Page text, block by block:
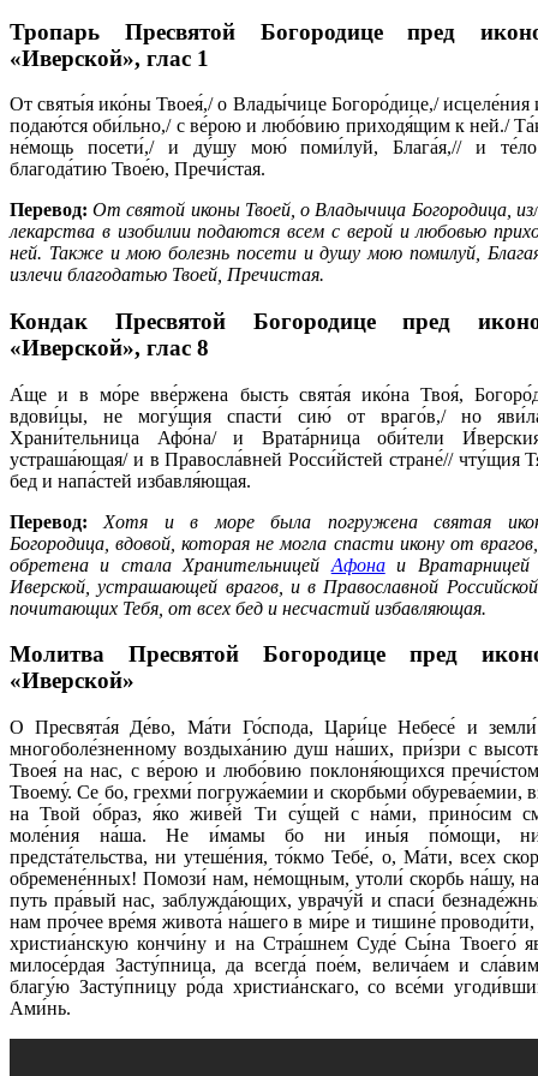
Тропарь Пресвятой Богородице пред
«Иверской», глас 1
От святы́я ико́ны Твоея́,/ о Влады́чице Богоро́дице,/ исцеле́ния
подаю́тся оби́льно,/ с ве́рою и любо́вию приходя́щим к ней./
не́мощь посети́,/ и ду́шу мою́ поми́луй, Блага́я,// и
благода́тию Твое́ю, Пречи́стая.
Перевод: От святой иконы Твоей, о Владычица Богородица,
лекарства в изобилии подаются всем с верой и любовью
ней. Также и мою болезнь посети и душу мою помилуй,
излечи благодатью Твоей, Пречистая.
Кондак Пресвятой Богородице пред
«Иверской», глас 8
А́ще и в мо́ре вве́ржена бысть свята́я ико́на Твоя́,
вдови́цы, не могу́щия спасти́ сию́ от враго́в,/ но
Храни́тельница Афо́на/ и Врата́рница оби́тели
устраша́ющая/ и в Правосла́вней Росси́йстей стране́// чту́щия
бед и напа́стей избавля́ющая.
Перевод:
Хотя и в море была погружена святая
Богородица, вдовой, которая не могла спасти икону от
обретена и стала Хранительницей Афона и Вратарницей
Иверской, устрашающей врагов, и в Православной
почитающих Тебя, от всех бед и несчастий избавляющая.
Молитва Пресвятой Богородице пред
«Иверской»
О Пресвята́я Де́во, Ма́ти Го́спода, Цари́це Небесе́ и
многоболе́зненному воздыха́нию душ на́ших, при́зри с
Твоея́ на нас, с ве́рою и любо́вию поклоня́ющихся
Твоему́. Се бо, грехми́ погружа́емии и скорбьми́ обурева́емии,
на Твой о́браз, я́ко живе́й Ти су́щей с на́ми, прино́сим
моле́ния на́ша. Не и́мамы бо ни ины́я по́мощи,
предста́тельства, ни утеше́ния, то́кмо Тебе́, о, Ма́ти, всех
обремене́нных! Помози́ нам, не́мощным, утоли́ скорбь на́шу,
путь пра́вый нас, заблужда́ющих, уврачу́й и спаси́
нам про́чее вре́мя живота́ на́шего в ми́ре и тишине́
христиа́нскую кончи́ну и на Стра́шнем Суде́ Сы́на Твоего́
милосе́рдая Засту́пница, да всегда́ пое́м, велича́ем и
благу́ю Засту́пницу ро́да христиа́нскаго, со все́ми
Ами́нь.